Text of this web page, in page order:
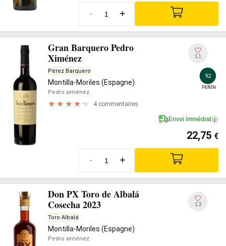
- +
Gran Barquero Pedro
Ximénez
Pérez Barquero
Montilla-Moriles (Espagne)
Pedro ximénez
4 commentaires
11
92
PEÑÍN
Envoi immédiat i
22,75 €
- +
Don PX Toro de Albalá
Cosecha 2023
Toro Albalá
Montilla-Moriles (Espagne)
Pedro ximénez
13